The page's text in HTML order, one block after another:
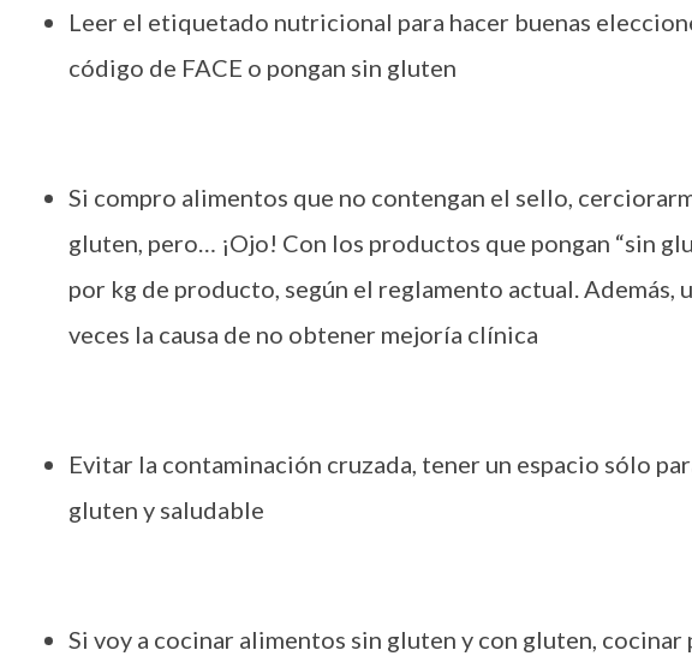
Leer el etiquetado nutricional para hacer buenas
código de FACE o pongan sin gluten
Si compro alimentos que no contengan el sello,
gluten, pero… ¡Ojo! Con los productos que pongan “sin
por kg de producto, según el reglamento actual. Además,
veces la causa de no obtener mejoría clínica
Evitar la contaminación cruzada, tener un espacio sólo
gluten y saludable
Si voy a cocinar alimentos sin gluten y con gluten,